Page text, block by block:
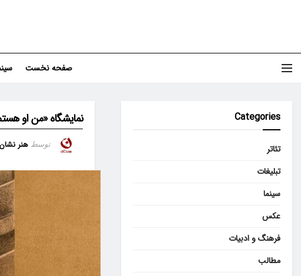
صفحه نخست
نمایشگاه «من او
توسط هنر نشان
Categories
تئاتر
تبلیغات
سینما
عکس
فرهنگ و ادبیات
مطالب